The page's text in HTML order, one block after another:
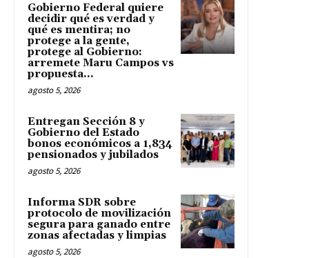
Gobierno Federal quiere
decidir qué es verdad y
qué es mentira; no
protege a la gente,
protege al Gobierno:
arremete Maru Campos vs
propuesta...
agosto 5, 2026
Entregan Sección 8 y
Gobierno del Estado
bonos económicos a 1,834
pensionados y jubilados
agosto 5, 2026
Informa SDR sobre
protocolo de movilización
segura para ganado entre
zonas afectadas y limpias
agosto 5, 2026